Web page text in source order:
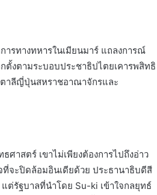
รทางทหารในเมียนมาร์ แถลงการณ์
ตั้งตามระบอบประชาธิปไตยเคารพสิทธิ
าลีญี่ปุ่นสหราชอาณาจักรและ
าสตร์ เขาไม่เพียงต้องการไปถึงอ่าว
ที่จะปิดล้อมอินเดียด้วย ประธานาธิบดีสี
ต่รัฐบาลที่นำโดย Su-ki เข้าใจกลยุทธ์